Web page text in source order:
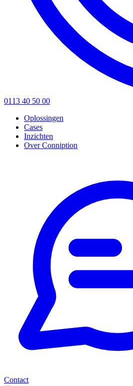
0113 40 50 00
Oplossingen
Cases
Inzichten
Over Conniption
Contact